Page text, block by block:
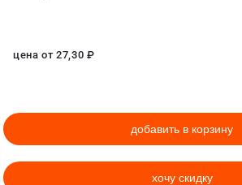
цена от27,30 ₽
добавить в корзину
хочу скидку